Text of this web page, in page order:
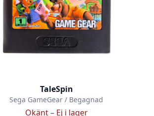
TaleSpin
Sega GameGear / Begagnad
Okänt – Ej i lager